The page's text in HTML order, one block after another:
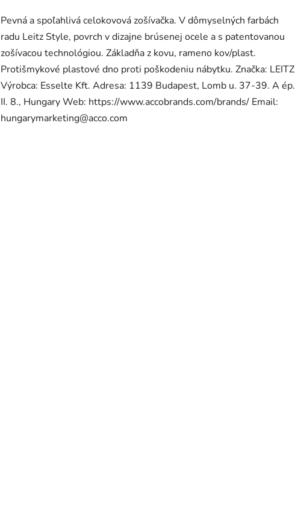
Pevná a spoľahlivá celokovová zošívačka. V dômyselných farbách
radu Leitz Style, povrch v dizajne brúsenej ocele a s patentovanou
zošívacou technológiou. Základňa z kovu, rameno kov/plast.
Protišmykové plastové dno proti poškodeniu nábytku. Značka: LEITZ
Výrobca: Esselte Kft. Adresa: 1139 Budapest, Lomb u. 37-39. A ép.
II. 8., Hungary Web: https://www.accobrands.com/brands/ Email:
hungarymarketing@acco.com